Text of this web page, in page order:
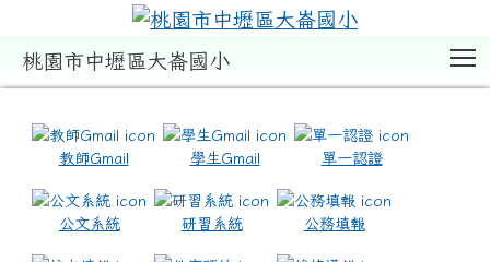
桃園市中壢區大崙國小
教師Gmail 學生Gmail 單一認證
公文系統 研習系統 公務填報